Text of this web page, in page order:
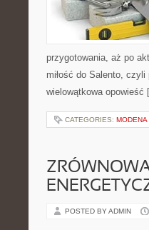
przygotowania, aż po
miłość do Salento,
wielowątkowa opowieść
CATEGORIES: MODENA
POSTED BY ADMIN